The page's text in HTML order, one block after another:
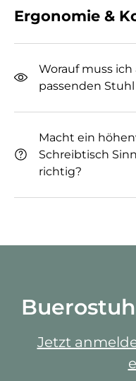
Ergonomie &
Worauf muss
passenden
Macht ein
Schreibtisch
richtig?
Jetzt